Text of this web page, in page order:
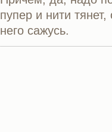
пупер и нити
него сажусь.